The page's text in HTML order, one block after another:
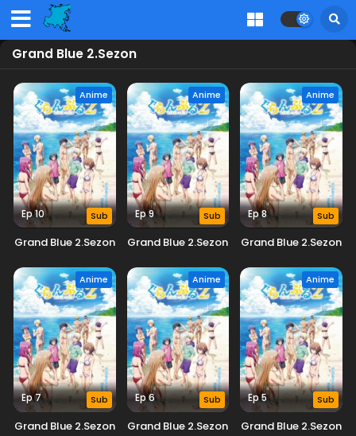
Grand Blue 2.Sezon
Anime
Ep 10 Sub
Grand Blue 2.Sezon
Anime
Ep 9 Sub
Grand Blue 2.Sezon
Anime
Ep 8 Sub
Grand Blue 2.Sezon
Anime
Ep 7 Sub
Grand Blue 2.Sezon
Anime
Ep 6 Sub
Grand Blue 2.Sezon
Anime
Ep 5 Sub
Grand Blue 2.Sezon